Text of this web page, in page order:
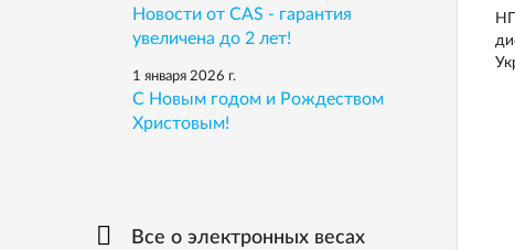
Новости от CAS - гарантия
увеличена до 2 лет!
1 января 2026 г.
С Новым годом и Рождеством
Христовым!
Все о электронных весах